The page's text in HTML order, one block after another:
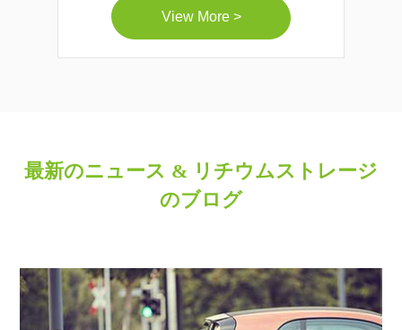
View More >
最新のニュース & リチウムストレージ
のブログ